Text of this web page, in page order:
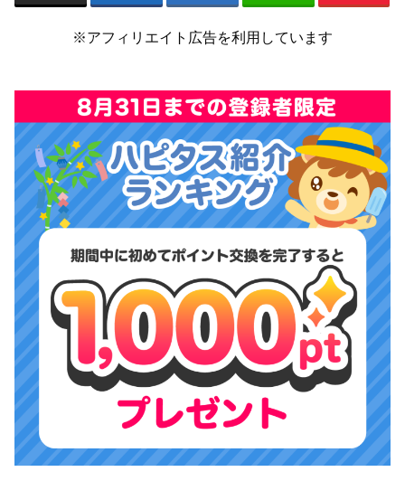
※アフィリエイト広告を利用しています